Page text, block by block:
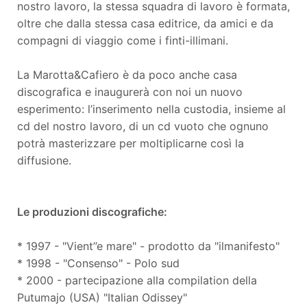
nostro lavoro, la stessa squadra di lavoro è formata,
oltre che dalla stessa casa editrice, da amici e da
compagni di viaggio come i finti-illimani.
La Marotta&Cafiero è da poco anche casa
discografica e inaugurerà con noi un nuovo
esperimento: l’inserimento nella custodia, insieme al
cd del nostro lavoro, di un cd vuoto che ognuno
potrà masterizzare per moltiplicarne così la
diffusione.
Le produzioni discografiche:
* 1997 - "Vient’’e mare" - prodotto da "ilmanifesto"
* 1998 - "Consenso" - Polo sud
* 2000 - partecipazione alla compilation della
Putumajo (USA) "Italian Odissey"